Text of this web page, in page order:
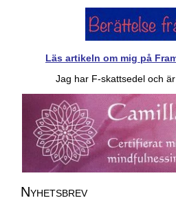
Läs artikeln om mig på
Jag har F-skattsedel och
Nyhetsbrev